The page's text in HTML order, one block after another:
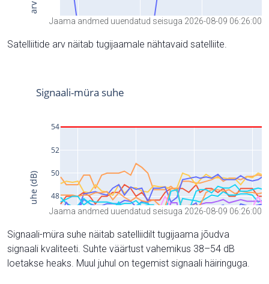
Jaama andmed uuendatud seisuga 2026-08-09 06:26:00
Satelliitide arv näitab tugijaamale nähtavaid satelliite.
Jaama andmed uuendatud seisuga 2026-08-09 06:26:00
Signaali-müra suhe näitab satelliidilt tugijaama jõudva
signaali kvaliteeti. Suhte väärtust vahemikus 38–54 dB
loetakse heaks. Muul juhul on tegemist signaali häiringuga.